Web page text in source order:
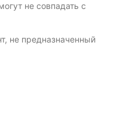
не совпадать с
не предназначенный